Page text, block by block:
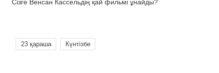
Сізге Венсан Кассельдің қай фильмі ұнайды?
23 қараша Күнтізбе